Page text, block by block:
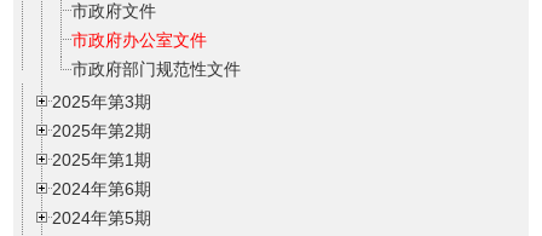
市政府文件
市政府办公室文件
市政府部门规范性文件
2025年第3期
2025年第2期
2025年第1期
2024年第6期
2024年第5期